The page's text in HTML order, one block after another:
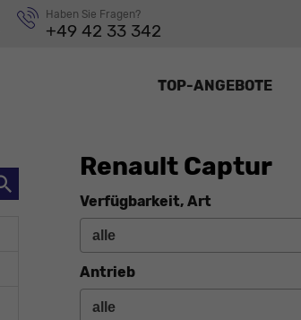
Haben Sie Fragen?
+49 42 33 342
TOP-ANGEBOTE
Renault Captur
Verfügbarkeit, Art
Antrieb